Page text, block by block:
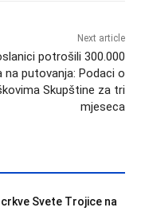
Next article
potrošili 300.000
na putovanja: Podaci o
Skupštine za tri
mjeseca
Svete Trojice na